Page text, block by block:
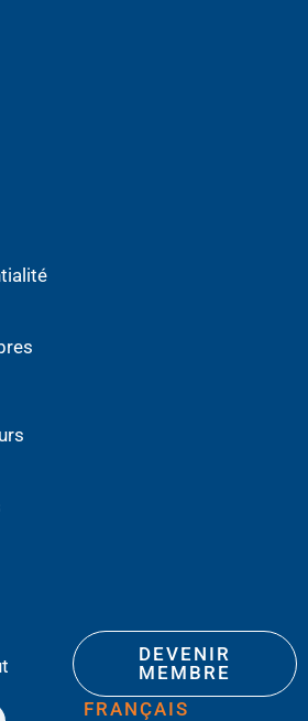
DEVENIR
MEMBRE
FRANÇAIS